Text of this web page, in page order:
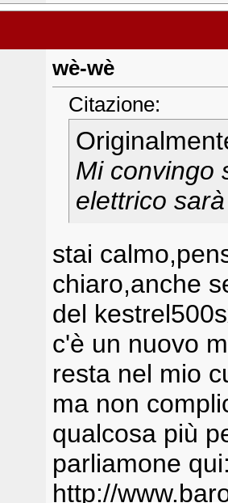
wè-wè
Citazione:
Mi convingo
elettrico
stai
chiaro,anche
del
c'è un nuovo
resta nel mio
ma non
qualcosa più
parliamone
http://